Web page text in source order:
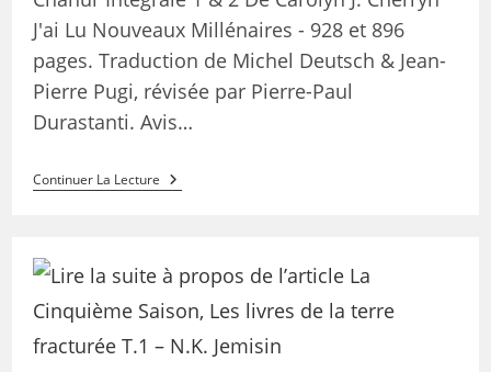
J'ai Lu Nouveaux Millénaires - 928 et 896
pages. Traduction de Michel Deutsch & Jean-
Pierre Pugi, révisée par Pierre-Paul
Durastanti. Avis…
Continuer La Lecture